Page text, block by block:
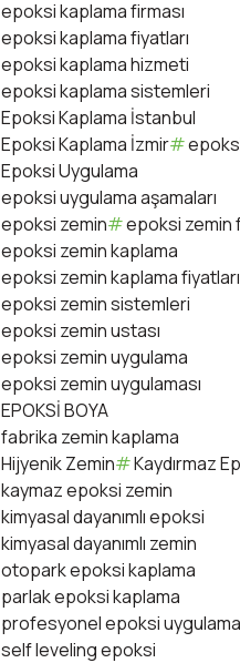
epoksi kaplama firması
epoksi kaplama fiyatları
epoksi kaplama hizmeti
epoksi kaplama sistemleri
Epoksi Kaplama İstanbul
Epoksi Kaplama İzmir
Epoksi Uygulama
epoksi uygulama aşamaları
epoksi zemin
epoksi zemin
epoksi zemin kaplama
epoksi zemin kaplama fiyatları
epoksi zemin sistemleri
epoksi zemin ustası
epoksi zemin uygulama
epoksi zemin uygulaması
EPOKSİ BOYA
fabrika zemin kaplama
Hijyenik Zemin
Kaydırmaz
kaymaz epoksi zemin
kimyasal dayanımlı epoksi
kimyasal dayanımlı zemin
otopark epoksi kaplama
parlak epoksi kaplama
profesyonel epoksi uygulama
self leveling epoksi